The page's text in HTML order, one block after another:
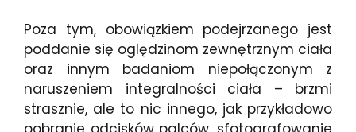
Poza tym, obowiązkiem podejrzanego jest
poddanie się oględzinom zewnętrznym ciała
oraz innym badaniom niepołączonym z
naruszeniem integralności ciała – brzmi
strasznie, ale to nic innego, jak przykładowo